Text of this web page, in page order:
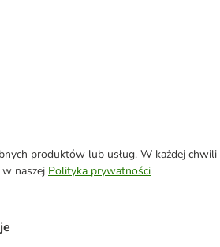
produktów lub usług. W każdej
naszej Polityka prywatności